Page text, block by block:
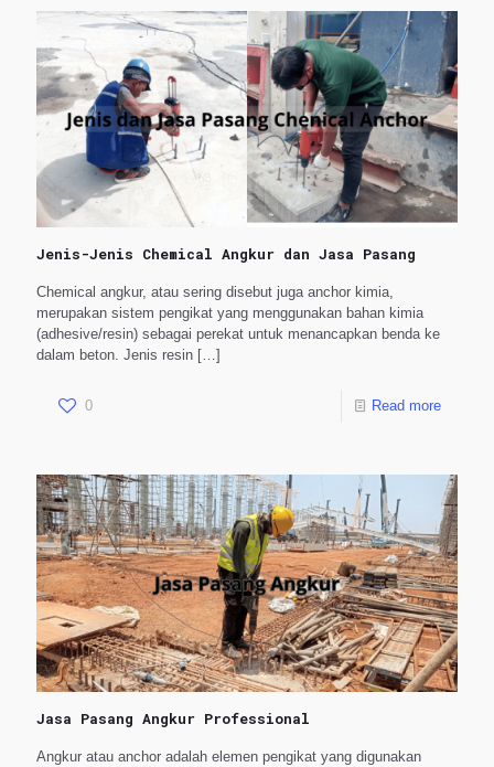
Jenis-Jenis Chemical Angkur dan Jasa Pasang
Chemical angkur, atau sering disebut juga anchor kimia,
merupakan sistem pengikat yang menggunakan bahan kimia
(adhesive/resin) sebagai perekat untuk menancapkan benda ke
dalam beton. Jenis resin […]
0 Read more
Jasa Pasang Angkur Professional
Angkur atau anchor adalah elemen pengikat yang digunakan